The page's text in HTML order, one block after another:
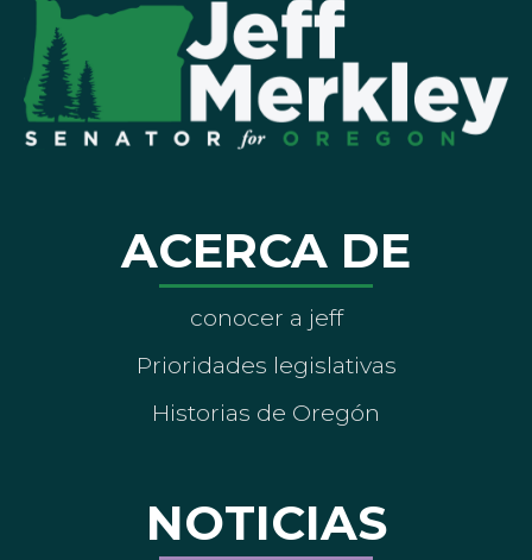
ACERCA DE
conocer a jeff
Prioridades legislativas
Historias de Oregón
NOTICIAS